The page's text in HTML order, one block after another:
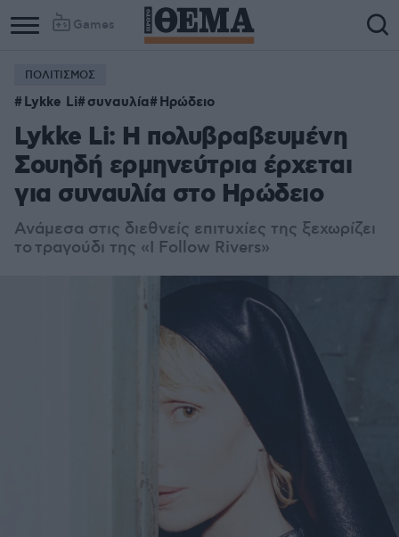
Games
ΠΟΛΙΤΙΣΜΟΣ
Lykke Li συναυλία Ηρώδειο
Lykke Li: Η πολυβραβευμένη
Σουηδή ερμηνεύτρια έρχεται
για συναυλία στο Ηρώδειο
Ανάμεσα στις διεθνείς επιτυχίες της ξεχωρίζει
το τραγούδι της «I Follow Rivers»